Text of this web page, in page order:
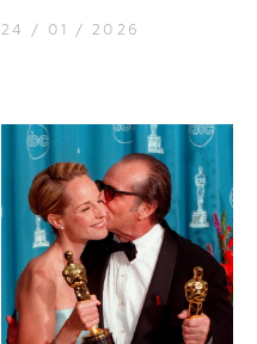
24 / 01 / 2026